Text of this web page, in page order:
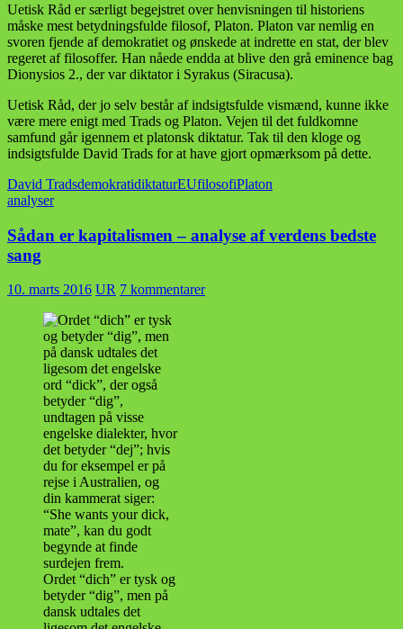
Uetisk Råd er særligt begejstret over henvisningen til historiens
måske mest betydningsfulde filosof, Platon. Platon var nemlig en
svoren fjende af demokratiet og ønskede at indrette en stat, der blev
regeret af filosoffer. Han nåede endda at blive den grå eminence bag
Dionysios 2., der var diktator i Syrakus (Siracusa).
Uetisk Råd, der jo selv består af indsigtsfulde vismænd, kunne ikke
være mere enigt med Trads og Platon. Vejen til det fuldkomne
samfund går igennem et platonsk diktatur. Tak til den kloge og
indsigtsfulde David Trads for at have gjort opmærksom på dette.
David TradsdemokratidiktaturEUfilosofiPlaton
analyser
Sådan er kapitalismen – analyse af verdens bedste
sang
10. marts 2016 UR 7 kommentarer
Ordet “dich” er tysk og
betyder “dig”, men på
dansk udtales det